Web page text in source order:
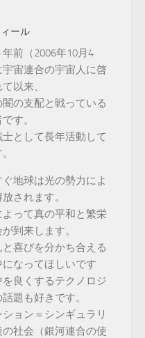
ール
前（2006年10月4
宇宙連合の宇宙人に啓
以来、
の支配と戦っている
す。
として長年活動して
ぐ地球は光の勢力によ
されます。
よって真の平和と繁栄
到来します。
と喜びを分かち合える
になってほしいです
を良くするテクノロジ
題も好きです。
ション＝シンギュラリ
の社会（銀河連合の使